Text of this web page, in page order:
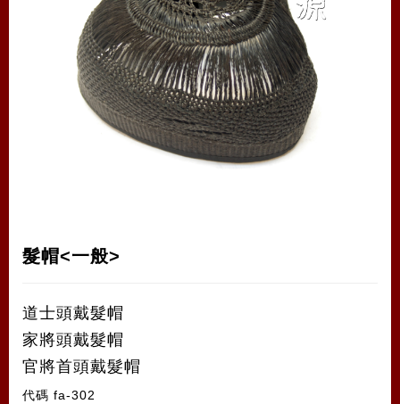
髮帽<一般>
道士頭戴髮帽
家將頭戴髮帽
官將首頭戴髮帽
代碼 fa-302